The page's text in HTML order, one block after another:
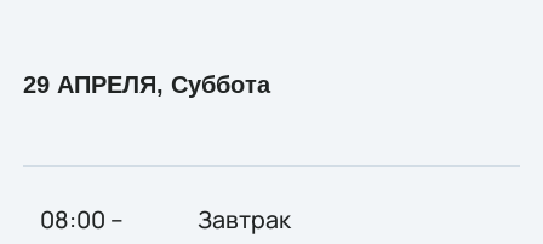
29 АПРЕЛЯ, Суббота
08:00 –
Завтрак